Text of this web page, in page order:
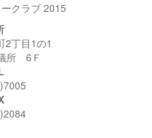
クラブ 2015
2丁目1の1
所 6Ｆ